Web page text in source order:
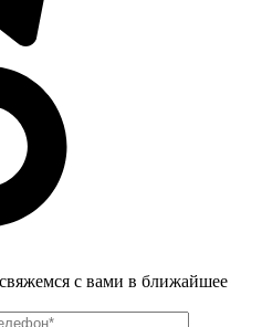
с вами в ближайшее